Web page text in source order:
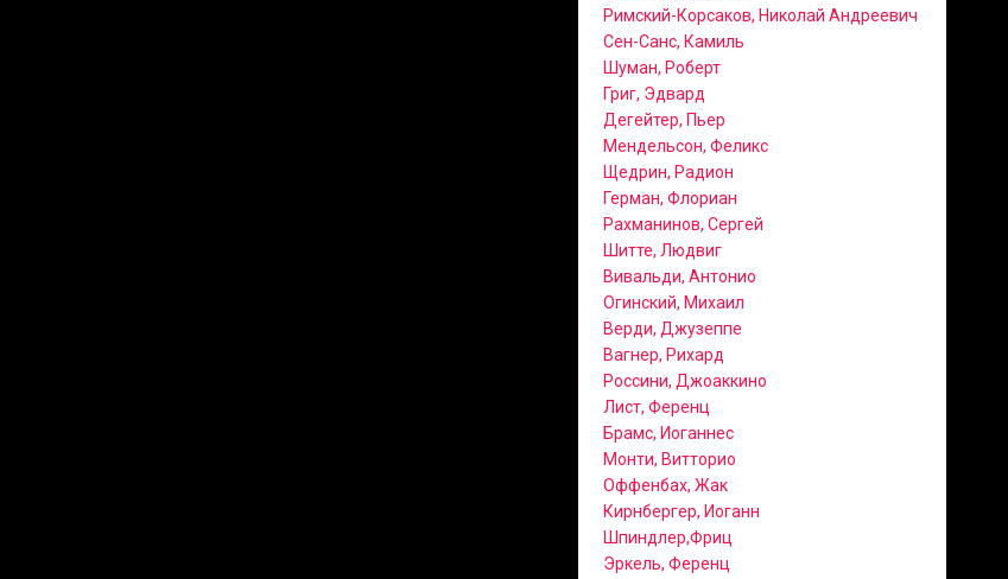
Римский-Корсаков, Николай Андреевич
Сен-Санс, Камиль
Шуман, Роберт
Григ, Эдвард
Дегейтер, Пьер
Мендельсон, Феликс
Щедрин, Радион
Герман, Флориан
Рахманинов, Сергей
Шитте, Людвиг
Вивальди, Антонио
Огинский, Михаил
Верди, Джузеппе
Вагнер, Рихард
Россини, Джоаккино
Лист, Ференц
Брамс, Иоганнес
Монти, Витторио
Оффенбах, Жак
Кирнбергер, Иоганн
Шпиндлер,Фриц
Эркель, Ференц